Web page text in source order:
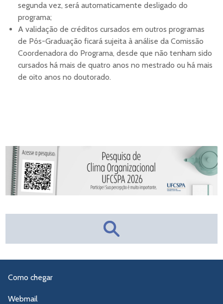
segunda vez, será automaticamente desligado do
programa;
A validação de créditos cursados em outros programas
de Pós-Graduação ficará sujeita à análise da Comissão
Coordenadora do Programa, desde que não tenham sido
cursados há mais de quatro anos no mestrado ou há mais
de oito anos no doutorado.
Como chegar
Webmail